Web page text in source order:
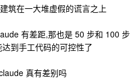
筑在一大堆虚假的谎言之上
有差距,那也是 50 步和 100
到手工代码的可控性了
真有差别吗